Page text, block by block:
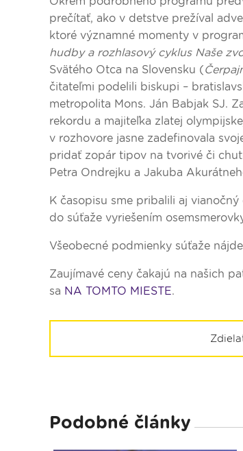
prečítať, ako v detstve prežíval
ktoré významné momenty v
hudby a rozhlasový cyklus Naše
Svätého Otca na Slovensku (
čitateľmi podelili biskupi –
metropolita Mons. Ján Babjak SJ.
rekordu a majiteľka zlatej
v rozhovore jasne zadefinovala
pridať zopár tipov na tvorivé či
Petra Ondrejku a Jakuba
K časopisu sme pribalili aj
do súťaže vyriešením
Všeobecné podmienky súťaže
Zaujímavé ceny čakajú na našich
sa NA TOMTO MIESTE.
Podobné články